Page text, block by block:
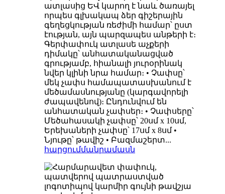
ատլասից ԵՎ կարող է նաև ծառայել
որպես գլխակապ ձեր գիշերային
գեղեցկության ռեժիմի համար՝ ըստ
էության, այն պարզապես անթերի է։
Գերփափուկ ատլասե աչքերի
դիմակը՝ անհատականացված
գրությամբ, հիանալի յուրօրինակ
նվեր կլինի նրա համար։ • Չափսը՝
մեկ չափս համապատասխանում է
մեծամասնությանը (կարգավորելի
ժապավենով)։ Ընդունվում են
անհատական ​​չափսեր։ • Չափսերը՝
Մեծահասակի չափսը՝ 20սմ x 10սմ,
Երեխաների չափսը՝ 17սմ x 8սմ •
Նյութը՝ թավիշ • Բազմաշերտ...
հարցումմանրամասն